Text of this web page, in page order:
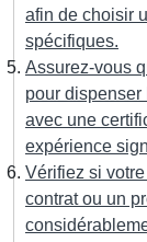
afin de choisir
spécifiques.
Assurez-vous
pour dispenser
avec une
expérience
Vérifiez si
contrat ou un